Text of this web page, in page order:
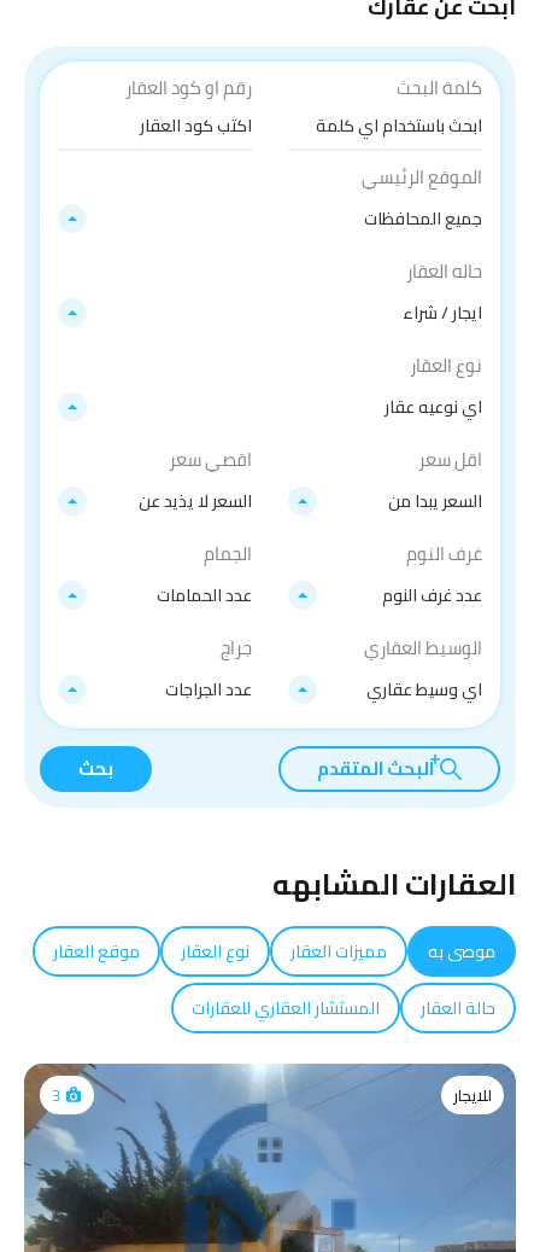
كلمة البحث رقم او كود العقار
الموقع الرئيسي
جميع المحافظات
حاله العقار
ايجار / شراء
نوع العقار
اي نوعيه عقار
اقل سعر
السعر يبدا من
اقصي سعر
السعر لا يذيد عن
غرف النوم
عدد غرف النوم
الجمام
عدد الحمامات
الوسيط العقاري
اي وسيط عقاري
جراج
عدد الجراجات
البحث المتقدم بحث
العقارات المشابهه
موصى به مميزات العقار نوع العقار
موقع العقار
حالة العقار
المستشار العقاري للعقارات
للايجار 3